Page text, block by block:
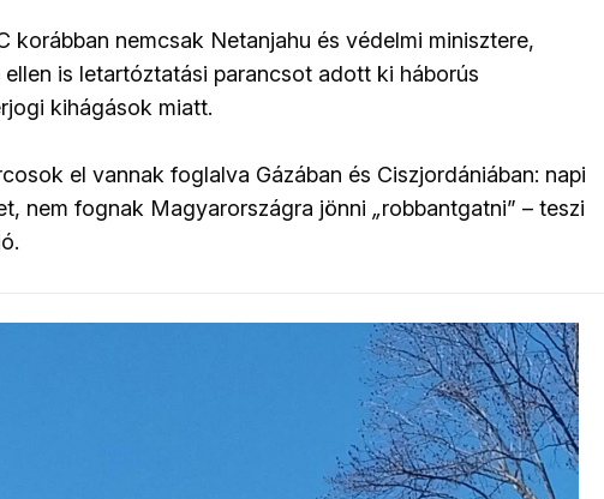
korábban nemcsak Netanjahu és védelmi minisztere,
is letartóztatási parancsot adott ki háborús
kihágások miatt.
el vannak foglalva Gázában és Ciszjordániában: napi
nem fognak Magyarországra jönni „robbantgatni” – teszi